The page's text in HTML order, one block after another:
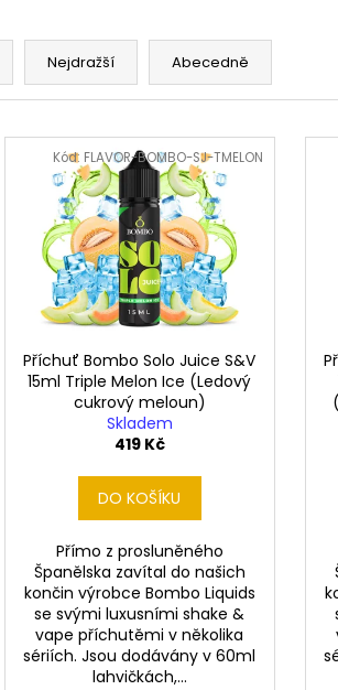
Nejdražší Abecedně
Příchuť Bombo Solo Juice S&V
15ml Triple Melon Ice (Ledový
cukrový meloun)
Skladem
419 Kč
DO KOŠÍKU
Přímo z prosluněného
Španělska zavítal do našich
končin výrobce Bombo Liquids
se svými luxusními shake &
vape příchutěmi v několika
sériích. Jsou dodávány v 60ml
lahvičkách,...
Kód: FLAVOR-BOMBO-SJ-TMELON